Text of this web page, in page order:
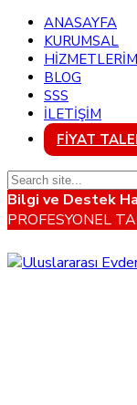
ANASAYFA
KURUMSAL
BLOG
SSS
İLETİŞİM
FİYAT
Bilgi ve Destek
PROFESYONEL